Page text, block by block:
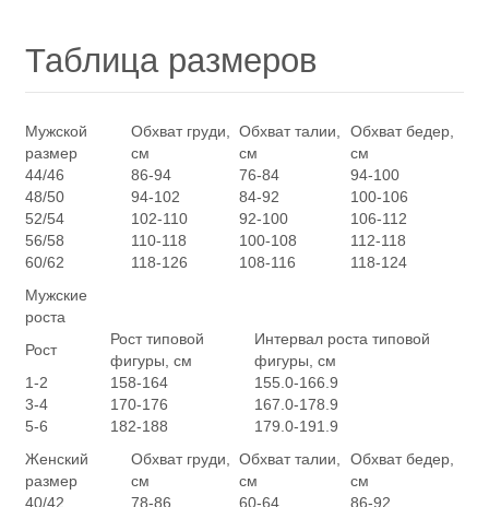
Таблица размеров
Мужской
размер
Обхват груди,
см
Обхват талии,
см
Обхват бедер,
см
44/46
86-94 76-84
94-100
48/50
94-102 84-92
100-106
52/54
102-110 92-100
106-112
56/58
110-118 100-108
112-118
60/62
118-126 108-116
118-124
Мужские
роста
Рост
Рост типовой
фигуры, см
Интервал роста типовой
фигуры, см
1-2
158-164
155.0-166.9
3-4
170-176
167.0-178.9
5-6
182-188
179.0-191.9
Женский
размер
Обхват груди,
см
Обхват талии,
см
Обхват бедер,
см
40/42
78-86 60-64 86-92